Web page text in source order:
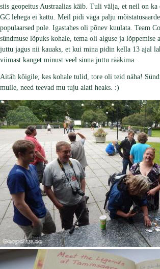
siis geopeitus Austraalias käib. Tuli välja, et neil on
GC lehega ei kattu. Meil pidi väga palju
populaarsed pole. Igastahes oli põnev kuulata. Team
sündmuse lõpuks kohale, tema oli alguse ja lõppemise
juttu jagus nii kauaks, et kui mina pidin kella 13 ajal
viimast kanget minust veel sinna juttu rääkima.
Aitäh kõigile, kes kohale tulid, tore oli teid näha!
mulle, need teevad mu tuju alati heaks. :)